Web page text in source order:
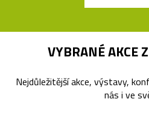
VYBRANÉ AKCE Z
Nejdůležitější akce, výstavy,
nás i ve